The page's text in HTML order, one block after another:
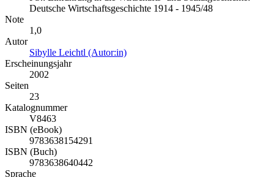
Deutsche Wirtschaftsgeschichte 1914 - 1945/48
Note
1,0
Autor
Sibylle Leichtl (Autor:in)
Erscheinungsjahr
2002
Seiten
23
Katalognummer
V8463
ISBN (eBook)
9783638154291
ISBN (Buch)
9783638640442
Sprache